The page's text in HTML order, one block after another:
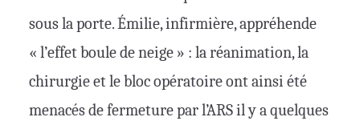
sous la porte. Émilie, infirmière, appréhende
« l’effet boule de neige » : la réanimation, la
chirurgie et le bloc opératoire ont ainsi été
menacés de fermeture par l’ARS il y a quelques